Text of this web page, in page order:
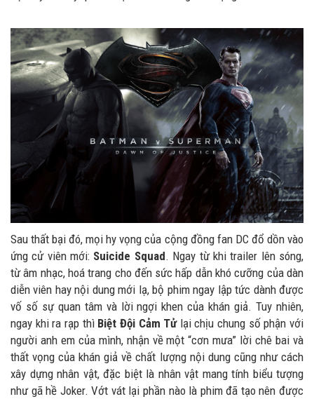
Sau thất bại đó, mọi hy vọng của cộng đồng fan DC đổ dồn vào
ứng cử viên mới: Suicide Squad. Ngay từ khi trailer lên sóng,
từ âm nhạc, hoá trang cho đến sức hấp dẫn khó cưỡng của dàn
diễn viên hay nội dung mới lạ, bộ phim ngay lập tức dành được
vố số sự quan tâm và lời ngợi khen của khán giả. Tuy nhiên,
ngay khi ra rạp thì Biệt Đội Cảm Tửlại chịu chung số phận với
người anh em của mình, nhận về một “cơn mưa” lời chê bai và
thất vọng của khán giả về chất lượng nội dung cũng như cách
xây dựng nhân vật, đặc biệt là nhân vật mang tính biểu tượng
như gã hề Joker. Vớt vát lại phần nào là phim đã tạo nên được